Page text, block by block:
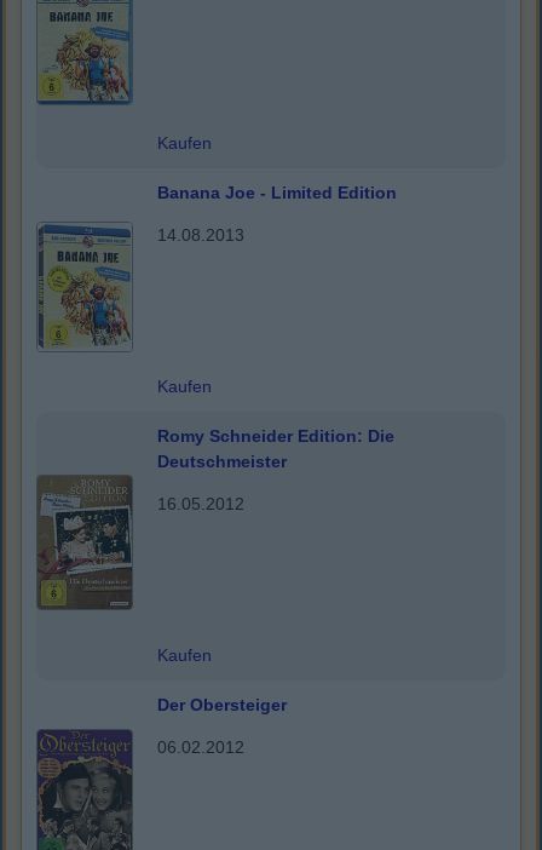
Kaufen
Banana Joe - Limited Edition
14.08.2013
Kaufen
Romy Schneider Edition: Die
Deutschmeister
16.05.2012
Kaufen
Der Obersteiger
06.02.2012